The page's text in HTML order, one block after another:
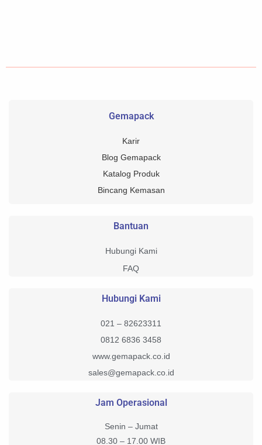
Gemapack
Karir
Blog Gemapack
Katalog Produk
Bincang Kemasan
Bantuan
Hubungi Kami
FAQ
Hubungi Kami
021 – 82623311
0812 6836 3458
www.gemapack.co.id
sales@gemapack.co.id
Jam Operasional
Senin – Jumat
08.30 – 17.00 WIB